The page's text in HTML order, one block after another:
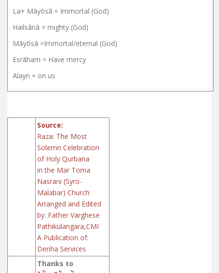
La+ Māyōsā = Immortal (God)
Hailsānā = mighty (God)
Māyōsā =Immortal/eternal (God)
Esrāham = Have mercy
Alayn = on us
Source:
Raza: The Most
Solemn Celebration
of Holy Qurbana
in the Mar Toma
Nasrani (Syro-
Malabar) Church
Arranged and Edited
by: Father Varghese
Pathikulangara,CMI
A Publication of:
Denha Services
Thanks to